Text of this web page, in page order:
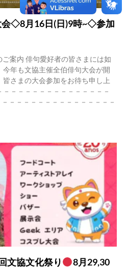
会◇8月16日(日)9時~◇参加
案内 俳句愛好者の皆さまには如
年も文協主催全伯俳句大会が開
さまの大会参加をお待ち申し上
－－－－－－－－－－－－－－
－－－－－－－－－－－－－－－
文協文化祭り
8月29,30